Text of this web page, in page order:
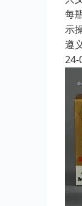
每
示
遵
24-